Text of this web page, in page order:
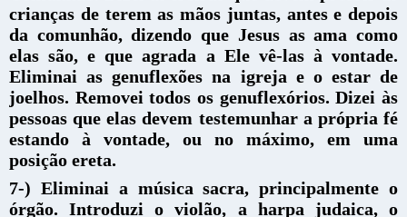
crianças de terem as mãos juntas, antes e depois
da comunhão, dizendo que Jesus as ama como
elas são, e que agrada a Ele vê-las à vontade.
Eliminai as genuflexões na igreja e o estar de
joelhos. Removei todos os genuflexórios. Dizei às
pessoas que elas devem testemunhar a própria fé
estando à vontade, ou no máximo, em uma
posição ereta.
7-) Eliminai a música sacra, principalmente o
órgão. Introduzi o violão, a harpa judaica, o